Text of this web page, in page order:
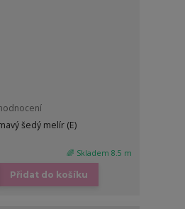
šedý melír (E)
🌈 Skladem 8.5 m
Přidat do košíku